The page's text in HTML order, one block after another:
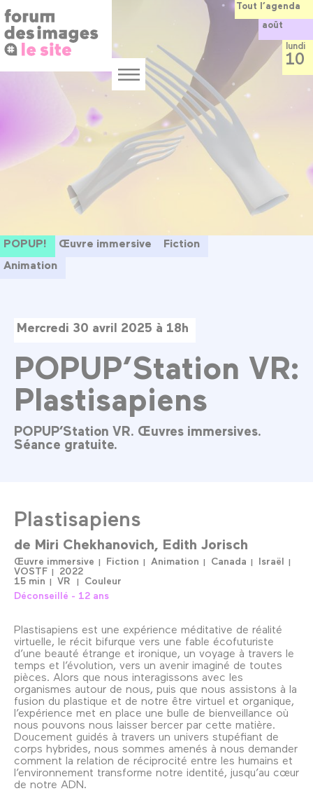
au
contenu
principal
Menu
POPUP! Œuvre immersive
Fiction
Animation
Mercredi 30 avril 2025 à 18h
POPUP’Station VR:
Plastisapiens
POPUP’Station VR. Œuvres immersives.
Séance gratuite.
Plastisapiens
de Miri Chekhanovich Edith Jorisch
Œuvre immersive Fiction Animation Canada
Israël
VOSTF
2022
15 min
VR
Couleur
Déconseillé - 12 ans
Plastisapiens est une expérience méditative de réalité
virtuelle, le récit bifurque vers une fable écofuturiste
d’une beauté étrange et ironique, un voyage à travers le
temps et l’évolution, vers un avenir imaginé de toutes
pièces. Alors que nous interagissons avec les
organismes autour de nous, puis que nous assistons à la
fusion du plastique et de notre être virtuel et organique,
l’expérience met en place une bulle de bienveillance où
nous pouvons nous laisser bercer par cette matière.
Doucement guidés à travers un univers stupéfiant de
corps hybrides, nous sommes amenés à nous demander
comment la relation de réciprocité entre les humains et
l’environnement transforme notre identité, jusqu’au cœur
de notre ADN.
Tout l’agenda
août
lundi
10